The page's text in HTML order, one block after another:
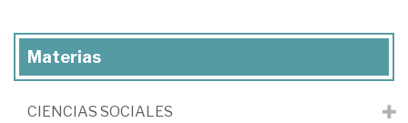
Materias
CIENCIAS SOCIALES